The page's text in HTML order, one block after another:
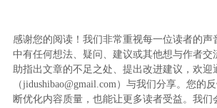
感谢您的阅读！我们非常重视每一位读者的声
中有任何想法、疑问、建议或其他想与作者交
助指出文章的不足之处、提出改进建议，欢迎
（jidushibao@gmail.com）与我们分享。您的
断优化内容质量，也能让更多读者受益。我们